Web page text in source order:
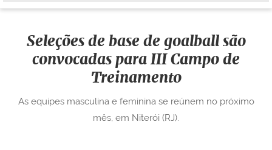
Busca Avançada…
Seleções de base de goalball são
convocadas para III Campo de
Treinamento
As equipes masculina e feminina se reúnem no próximo
mês, em Niterói (RJ).